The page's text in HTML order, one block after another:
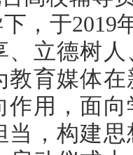
，于2019
、立德树
教育媒体
作用，面
当，构建